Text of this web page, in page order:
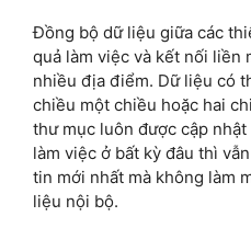
Đồng bộ dữ liệu giữa các
quả làm việc và kết nối liền
nhiều địa điểm. Dữ liệu có
chiều một chiều hoặc hai
thư mục luôn được cập
làm việc ở bất kỳ đâu thì
tin mới nhất mà không làm
liệu nội bộ.